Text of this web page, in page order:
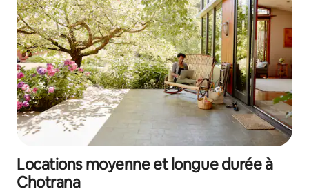
Locations moyenne et longue durée à
Chotrana